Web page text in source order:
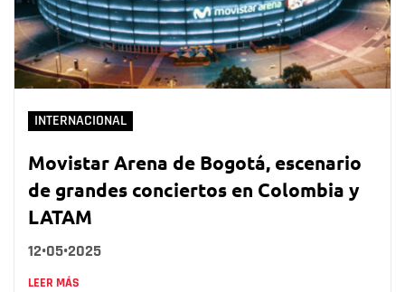
INTERNACIONAL
Movistar Arena de Bogotá, escenario
de grandes conciertos en Colombia y
LATAM
12•05•2025
LEER MÁS